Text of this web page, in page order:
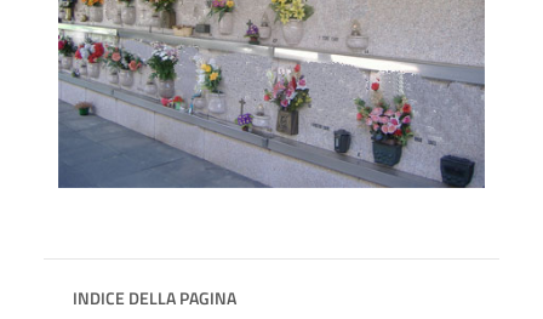
INDICE DELLA PAGINA